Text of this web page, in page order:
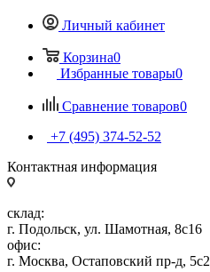
Личный кабинет
Корзина0
Избранные товары0
Сравнение товаров0
+7 (495) 374-52-52
Контактная информация
склад:
г. Подольск, ул. Шамотная, 8с16
офис:
г. Москва, Остаповский пр-д, 5с2